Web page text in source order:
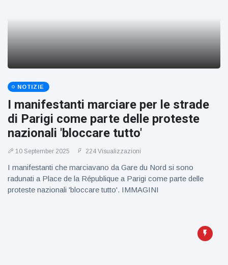
NOTIZIE
I manifestanti marciare per le strade
di Parigi come parte delle proteste
nazionali 'bloccare tutto'
10 September 2025 224 Visualizzazioni
I manifestanti che marciavano da Gare du Nord si sono
radunati a Place de la République a Parigi come parte delle
proteste nazionali 'bloccare tutto'. IMMAGINI